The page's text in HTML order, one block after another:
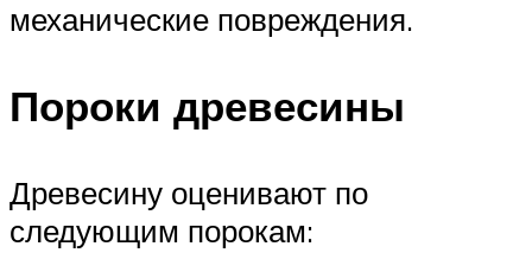
механические повреждения.
Пороки древесины
Древесину оценивают по
следующим порокам: